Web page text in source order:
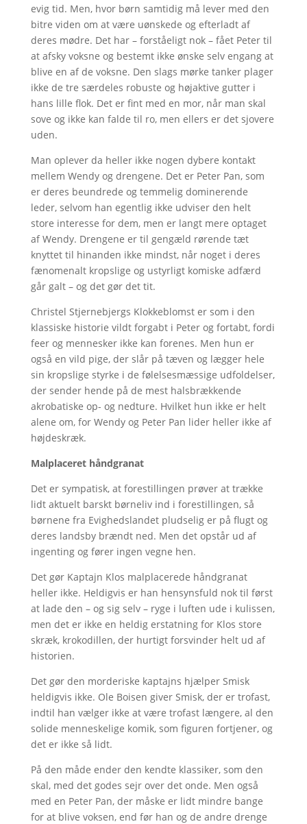
evig tid. Men, hvor børn samtidig må lever med den
bitre viden om at være uønskede og efterladt af
deres mødre. Det har – forståeligt nok – fået Peter til
at afsky voksne og bestemt ikke ønske selv engang at
blive en af de voksne. Den slags mørke tanker plager
ikke de tre særdeles robuste og højaktive gutter i
hans lille flok. Det er fint med en mor, når man skal
sove og ikke kan falde til ro, men ellers er det sjovere
uden.
Man oplever da heller ikke nogen dybere kontakt
mellem Wendy og drengene. Det er Peter Pan, som
er deres beundrede og temmelig dominerende
leder, selvom han egentlig ikke udviser den helt
store interesse for dem, men er langt mere optaget
af Wendy. Drengene er til gengæld rørende tæt
knyttet til hinanden ikke mindst, når noget i deres
fænomenalt kropslige og ustyrligt komiske adfærd
går galt – og det gør det tit.
Christel Stjernebjergs Klokkeblomst er som i den
klassiske historie vildt forgabt i Peter og fortabt, fordi
feer og mennesker ikke kan forenes. Men hun er
også en vild pige, der slår på tæven og lægger hele
sin kropslige styrke i de følelsesmæssige udfoldelser,
der sender hende på de mest halsbrækkende
akrobatiske op- og nedture. Hvilket hun ikke er helt
alene om, for Wendy og Peter Pan lider heller ikke af
højdeskræk.
Malplaceret håndgranat
Det er sympatisk, at forestillingen prøver at trække
lidt aktuelt barskt børneliv ind i forestillingen, så
børnene fra Evighedslandet pludselig er på flugt og
deres landsby brændt ned. Men det opstår ud af
ingenting og fører ingen vegne hen.
Det gør Kaptajn Klos malplacerede håndgranat
heller ikke. Heldigvis er han hensynsfuld nok til først
at lade den – og sig selv – ryge i luften ude i kulissen,
men det er ikke en heldig erstatning for Klos store
skræk, krokodillen, der hurtigt forsvinder helt ud af
historien.
Det gør den morderiske kaptajns hjælper Smisk
heldigvis ikke. Ole Boisen giver Smisk, der er trofast,
indtil han vælger ikke at være trofast længere, al den
solide menneskelige komik, som figuren fortjener, og
det er ikke så lidt.
På den måde ender den kendte klassiker, som den
skal, med det godes sejr over det onde. Men også
med en Peter Pan, der måske er lidt mindre bange
for at blive voksen, end før han og de andre drenge